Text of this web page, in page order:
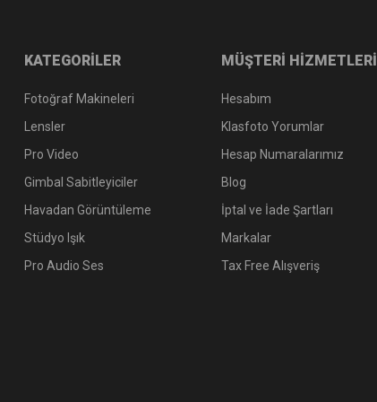
KATEGORİLER
Fotoğraf Makineleri
Lensler
Pro Video
Gimbal Sabitleyiciler
Havadan Görüntüleme
Stüdyo Işık
Pro Audio Ses
MÜŞTERİ HİZMETLERİ
Hesabım
Klasfoto Yorumlar
Hesap Numaralarımız
Blog
İptal ve İade Şartları
Markalar
Tax Free Alışveriş